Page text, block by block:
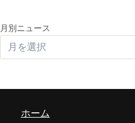
月別ニュース
ホーム